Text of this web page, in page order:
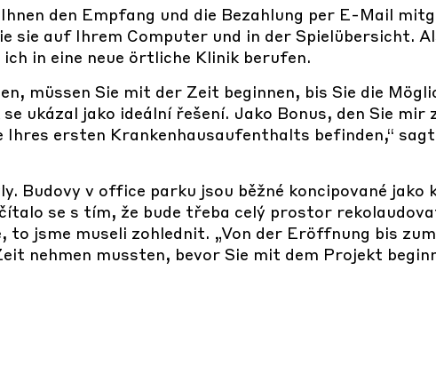
den Empfang und die Bezahlung per E-Mail
sie auf Ihrem Computer und in der Spielübersicht.
in eine neue örtliche Klinik berufen.
müssen Sie mit der Zeit beginnen, bis Sie die
se ukázal jako ideální řešení. Jako Bonus, den Sie
ersten Krankenhausaufenthalts befinden,“
Budovy v office parku jsou běžné koncipované jako
se s tím, že bude třeba celý prostor
to jsme museli zohlednit. „Von der Eröffnung bis
nehmen mussten, bevor Sie mit dem Projekt